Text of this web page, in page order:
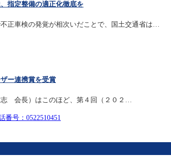
指定整備の適正化徹底を
正車検の発覚が相次いだことで、国土交通省は…
ー連携賞を受賞
会長）はこのほど、第４回（２０２…